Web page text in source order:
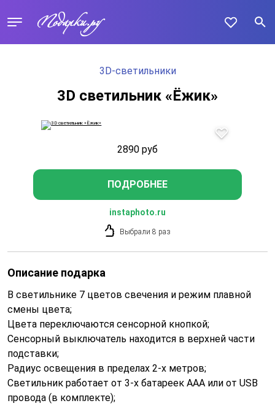
3D-светильники
3D светильник «Ёжик»
2890 руб
ПОДРОБНЕЕ
instaphoto.ru
Выбрали 8 раз
Описание подарка
В светильнике 7 цветов свечения и режим плавной
смены цвета;
Цвета переключаются сенсорной кнопкой;
Сенсорный выключатель находится в верхней части
подставки;
Радиус освещения в пределах 2-х метров;
Светильник работает от 3-х батареек ААА или от USB
провода (в комплекте);